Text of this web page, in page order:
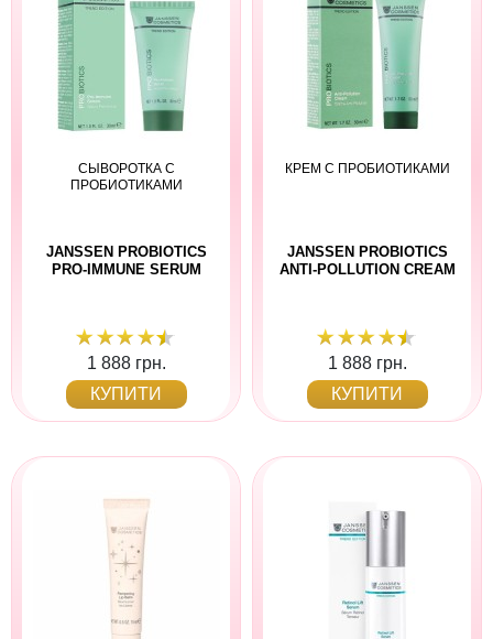
СЫВОРОТКА С
ПРОБИОТИКАМИ
JANSSEN PROBIOTICS
PRO-IMMUNE SERUM
1 888 грн.
КУПИТИ
КРЕМ С ПРОБИОТИКАМИ
JANSSEN PROBIOTICS
ANTI-POLLUTION CREAM
1 888 грн.
КУПИТИ